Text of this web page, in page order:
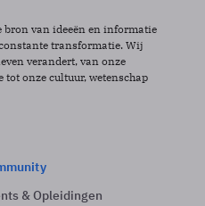
bron van ideeën en informatie
transformatie. Wij
verandert, van onze
onze cultuur, wetenschap
& Opleidingen